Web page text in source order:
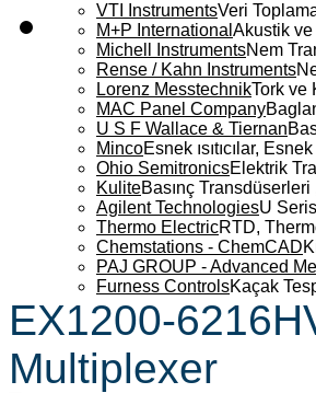
VTI InstrumentsVeri
M+P International Akustik
Michell InstrumentsNem
Rense / Kahn Instruments
Lorenz MesstechnikTork ve
MAC Panel Company
U S F Wallace & Tiernan
MincoEsnek ısıtıcılar,
Ohio SemitronicsElektrik
KuliteBasınç
Agilent TechnologiesU
Thermo ElectricRTD,
Chemstations - ChemCAD
PAJ GROUP - Advanced
Furness ControlsKaçak
EX1200-
Multiplexer